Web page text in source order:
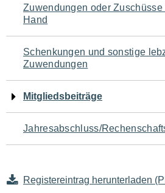
Zuwendungen oder
Hand
Schenkungen und sonstige
Zuwendungen
Mitgliedsbeiträge
Jahresabschluss/
Registereintrag herunterladen